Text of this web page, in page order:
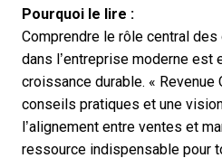
Pourquoi le lire :
Comprendre le rôle central
dans l’entreprise moderne est
croissance durable. «
conseils pratiques et une
l’alignement entre ventes et
ressource indispensable pour